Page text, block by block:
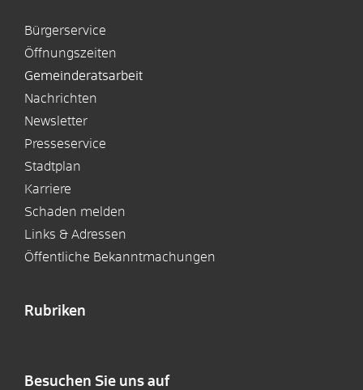
Bürgerservice
Öffnungszeiten
Gemeinderatsarbeit
Nachrichten
Newsletter
Presseservice
Stadtplan
Karriere
Schaden melden
Links & Adressen
Öffentliche Bekanntmachungen
Rubriken
Besuchen Sie uns auf